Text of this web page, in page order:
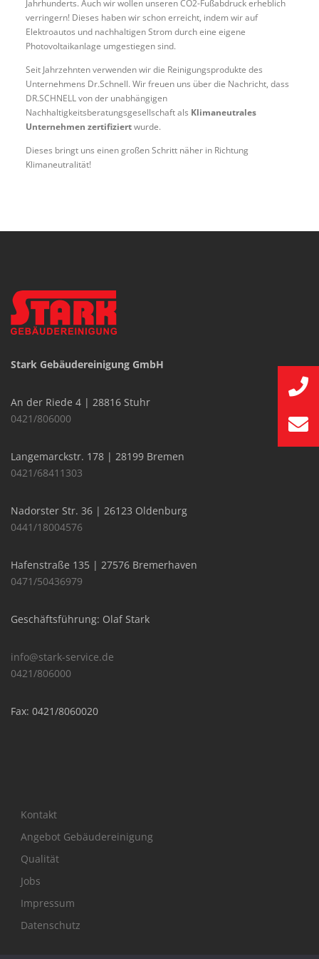
Jahrhunderts. Auch wir wollen unseren CO2-Fußabdruck erheblich
verringern! Dieses haben wir schon erreicht, indem wir auf
Elektroautos und nachhaltigen Strom durch eine eigene
Photovoltaikanlage umgestiegen sind.
Seit Jahrzehnten verwenden wir die Reinigungsprodukte des
Unternehmens Dr.Schnell. Wir freuen uns über die Nachricht, dass
DR.SCHNELL von der unabhängigen
Nachhaltigkeitsberatungsgesellschaft als Klimaneutrales
Unternehmen zertifiziertwurde.
Dieses bringt uns einen großen Schritt näher in Richtung
Klimaneutralität!
Stark Gebäudereinigung GmbH
An der Riede 4 | 28816 Stuhr
0421/806000
Langemarckstr. 178 | 28199 Bremen
0421/68411303
Nadorster Str. 36 | 26123 Oldenburg
0441/18004576
Hafenstraße 135 | 27576 Bremerhaven
0471/50436979
Geschäftsführung: Olaf Stark
info@stark-service.de
0421/806000
Fax: 0421/8060020
Kontakt
Angebot Gebäudereinigung
Qualität
Jobs
Impressum
Datenschutz